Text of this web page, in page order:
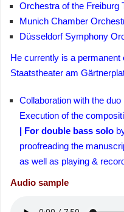
Orchestra of the Freiburg
Munich Chamber
Düsseldorf Symphony
He currently is a
Staatstheater am
Collaboration with the duo
Execution of the
| For double bass solo
proofreading the
as well as playing &
Audio sample